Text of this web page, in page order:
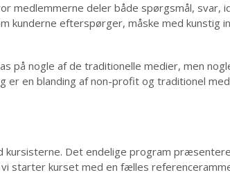
medlemmerne deler både spørgsmål, svar,
kunderne efterspørger, måske med kunstig
på nogle af de traditionelle medier, men
en blanding af non-profit og traditionel
Det endelige program
starter kurset med en fælles